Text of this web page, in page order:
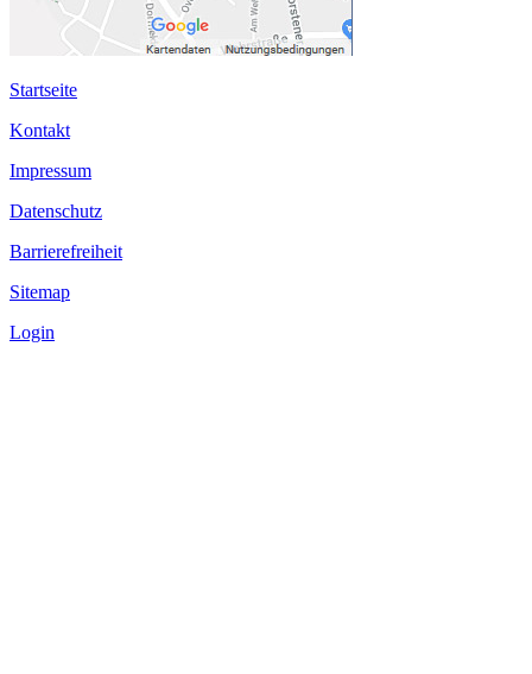
Startseite
Kontakt
Impressum
Datenschutz
Barrierefreiheit
Sitemap
Login